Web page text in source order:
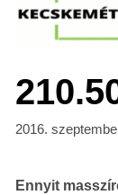
2016.
Ennyit